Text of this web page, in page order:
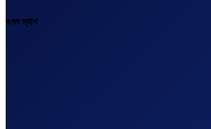
গুগল ম্যাপ